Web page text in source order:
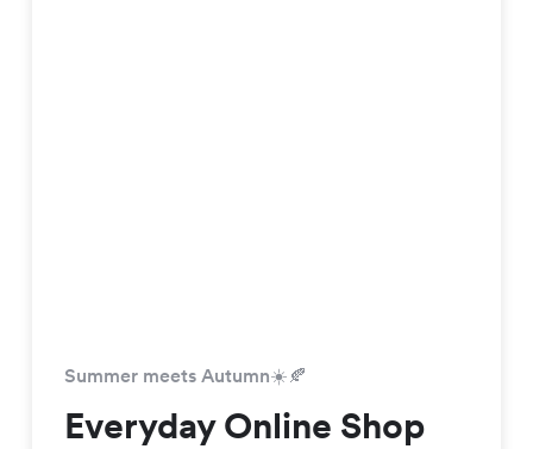
Summer meets Autumn☀️🍂
Everyday Online Shop